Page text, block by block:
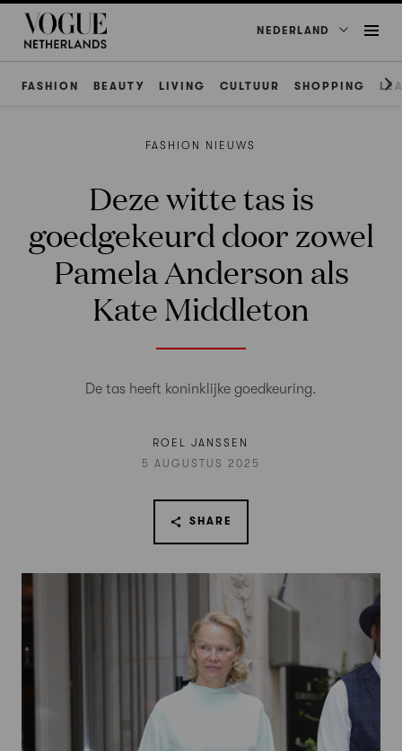
NEDERLAND
FASHION BEAUTY LIVING CULTUUR SHOPPING
FASHION NIEUWS
Deze witte tas is
goedgekeurd door zowel
Pamela Anderson als
Kate Middleton
De tas heeft koninklijke goedkeuring.
ROEL JANSSEN
5 AUGUSTUS 2025
SHARE